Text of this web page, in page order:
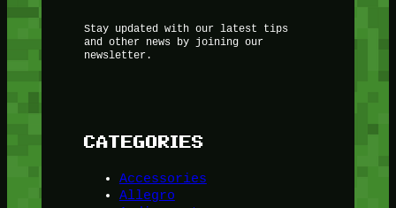
Stay updated with our latest tips
and other news by joining our
newsletter.
CATEGORIES
Accessories
Allegro